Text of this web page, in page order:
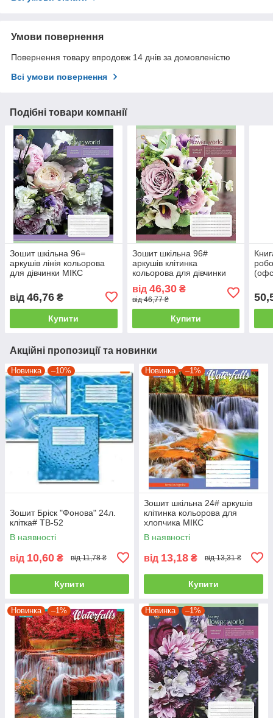
Умови повернення
Повернення товару впродовж 14 днів за домовленістю
Всі умови повернення
Подібні товари компанії
Зошит шкільна 96=
аркушів лінія кольорова
для дівчинки МІКС
від 46,76 ₴
Купити
Зошит шкільна 96#
аркушів клітинка
кольорова для дівчинки
від 46,30₴
від 46,77 ₴
Купити
Акційні пропозиції та новинки
Новинка –10%
Зошит Бріск "Фонова" 24л.
клітка# ТВ-52
В наявності
від 10,60 ₴ від 11,78 ₴
Купити
Новинка –1%
Зошит шкільна 24# аркушів
клітинка кольорова для
хлопчика МІКС
В наявності
від 13,18 ₴ від 13,31 ₴
Купити
Новинка –1% Новинка –1%